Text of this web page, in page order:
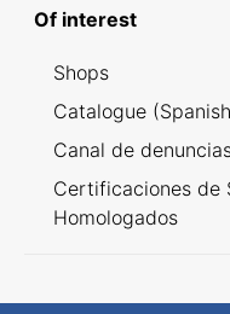
Of interest
Shops
Catalogue
Canal de
Certificaciones de
Homologados